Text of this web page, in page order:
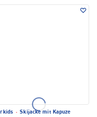
· Skijacke mit Kapuze